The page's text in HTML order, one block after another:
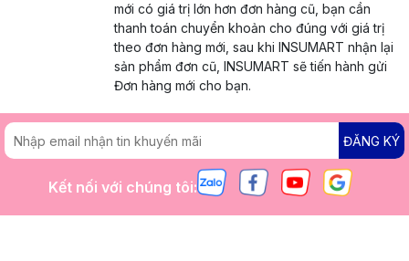
mới có giá trị lớn hơn đơn hàng cũ, bạn cần
thanh toán chuyển khoản cho đúng với giá trị
theo đơn hàng mới, sau khi INSUMART nhận lại
sản phẩm đơn cũ, INSUMART sẽ tiến hành gửi
Đơn hàng mới cho bạn.
ĐĂNG KÝ
Kết nối với chúng tôi: